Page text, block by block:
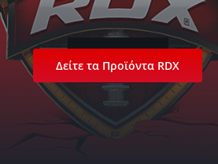
Δείτε τα Προϊόντα RDX